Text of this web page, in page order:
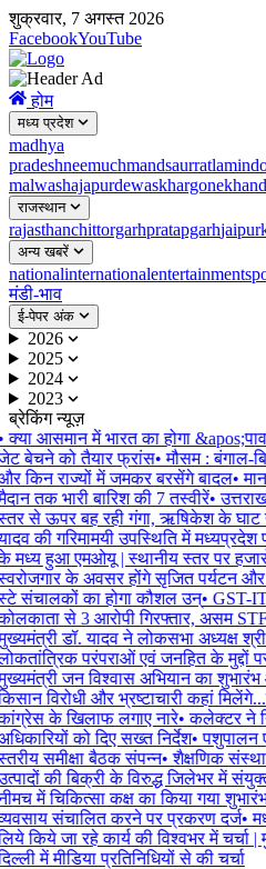
शुक्रवार, 7 अगस्त 2026
FacebookYouTube
होम
मध्य प्रदेश
madhya
pradeshneemuchmandsaurratlam
malwashajapurdewaskhargone
राजस्थान
rajasthanchittorgarhpratapgarhjaipur
अन्य खबरें
nationalinternationalentertainment
मंडी-भाव
ई-पेपर अंक
2026
2025
2024
2023
ब्रेकिंग न्यूज़
क्या आसमान में भारत का होगा
बेचने को तैयार फ्रांस• मौसम : बंगाल-
किन राज्यों में जमकर बरसेंगे बादल•
तक भारी बारिश की 7 तस्वीरें•
से ऊपर बह रही गंगा, ऋषिकेश के घाट
की गरिमामयी उपस्थिति में मध्यप्रदेश
मध्य हुआ एमओयू | स्थानीय स्तर पर
के अवसर होंगे सृजित पर्यटन
संचालकों का होगा कौशल उन्• GST-
से 3 आरोपी गिरफ्तार, असम
डॉ. यादव ने लोकसभा अध्यक्ष
परंपराओं एवं जनहित के मुद्दों
जन विश्वास अभियान का
विरोधी और भ्रष्टाचारी कहां
के खिलाफ लगाए नारे• कलेक्टर ने
को दिए सख्त निर्देश• पशुपालन
समीक्षा बैठक संपन्न• शैक्षणिक
की बिक्री के विरुद्ध जिलेभर में
में चिकित्सा कक्ष का किया गया शुभारंभ
संचालित करने पर प्रकरण दर्ज•
किये जा रहे कार्य की विश्वभर में चर्चा
में मीडिया प्रतिनिधियों से की चर्चा